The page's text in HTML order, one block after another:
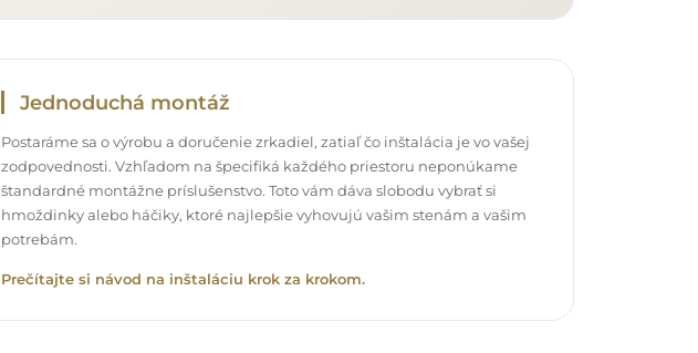
Jednoduchá montáž
Postaráme sa o výrobu a doručenie zrkadiel, zatiaľ čo inštalácia je vo vašej
zodpovednosti. Vzhľadom na špecifiká každého priestoru neponúkame
štandardné montážne príslušenstvo. Toto vám dáva slobodu vybrať si
hmoždinky alebo háčiky, ktoré najlepšie vyhovujú vašim stenám a vašim
potrebám.
Prečítajte si návod na inštaláciu krok za krokom.